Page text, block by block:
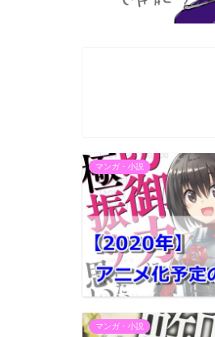
マンガ・小説
マンガ・小説